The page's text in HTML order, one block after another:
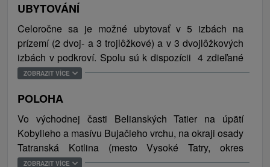
zdieľané štandardne vybavené kuchyne. Príjemne
posedieť si je možné v exteriéri v záhradnom altánku
pri grilovaní a opekaní. K dispozícii je aj bezplatné
WiFi pripojenie na internet, ale len vo vymedzených
priestoroch, a parkovanie zabezpečené vo dvore
zariadenia (5 parkovacích miest). Ubytovanie a
jedinečnosť polohy je ideálne na strávenie dovoleniek
trávenie voľného času v ktoromkoľvek ročnom období.
Belianske Tatry ponúkajú bohaté možností
voľnočasových aktivít, vysokohorskú turistiku a
UBYTOVÁNÍ
Celoročne sa je možné ubytovať v 5 izbách na
prízemí (2 dvoj- a 3 trojlôžkové) a v 3 dvojlôžkových
izbách v podkroví. Spolu sú k dispozícii 4 zdieľané
kúpeľne s toaletami / 2 na prízemí a 2 na poschodí
samostatné toalety. Celková ubytovacia kapacita je
16 osôb/lôžok.
ZOBRAZIT VÍCE
POLOHA
Vo východnej časti Belianských Tatier na úpätí
Kobylieho a masívu Bujačieho vrchu, na okraji osady
Tatranská Kotlina (mesto Vysoké Tatry, okres
Poprad). V blízkosti viacerých turisticky zaujímavých
ZOBRAZIT VÍCE